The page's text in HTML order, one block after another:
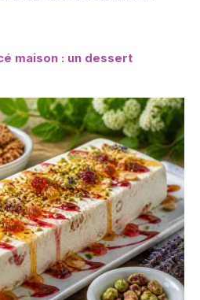
maison : un dessert